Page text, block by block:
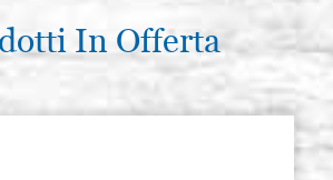
In Offerta